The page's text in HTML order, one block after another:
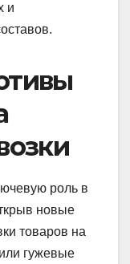
и
роль в
новые
товаров на
гужевые